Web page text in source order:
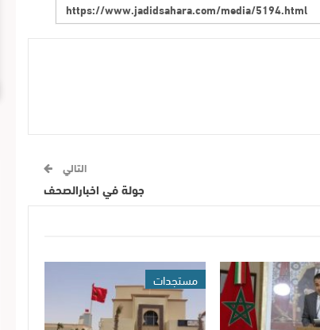
التالي
جولة في اخبارالصحف
مستجدات